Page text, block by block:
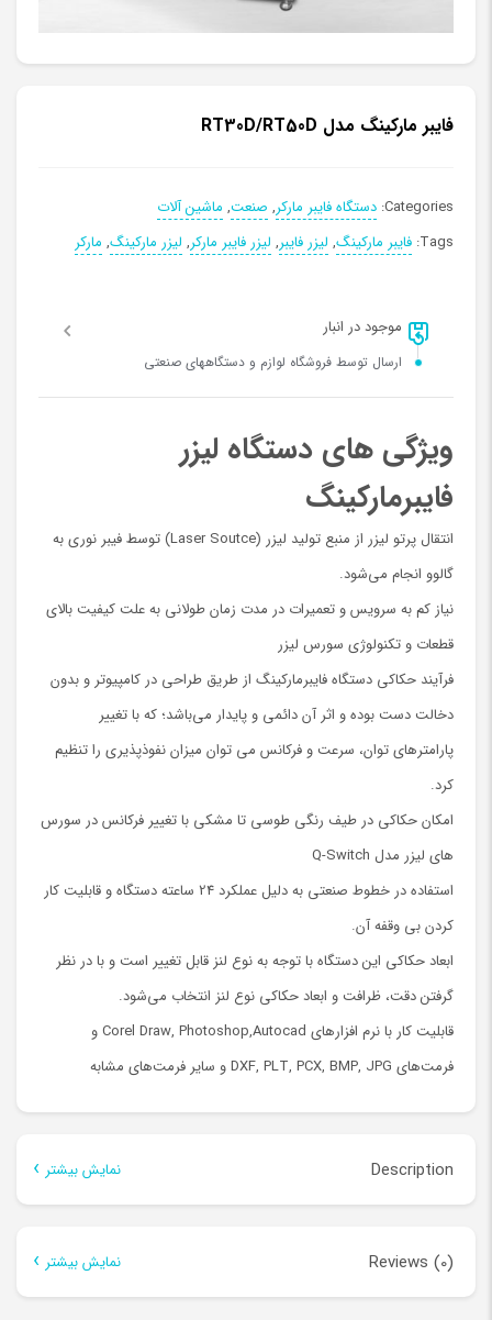
فایبر مارکینگ مدل RT30D/RT50D
Categories: دستگاه فایبر مارکر, صنعت, ماشین آلات
Tags: فایبر مارکینگ, لیزر فایبر, لیزر فایبر مارکر, لیزر مارکینگ, مارکر
موجود در انبار
ارسال توسط فروشگاه لوازم و دستگاههای صنعتی
ویژگی های دستگاه لیزر
فایبرمارکینگ
انتقال پرتو لیزر از منبع تولید لیزر (Laser Soutce) توسط فیبر نوری به
گالوو انجام می‌شود.
نیاز کم به سرویس و تعمیرات در مدت زمان طولانی به علت کیفیت بالای
قطعات و تکنولوژی سورس لیزر
فرآیند حکاکی دستگاه فایبرمارکینگ از طریق طراحی در کامپیوتر و بدون
دخالت دست بوده و اثر آن دائمی و پایدار می‌باشد؛ که با تغییر
پارامترهای توان، سرعت و فرکانس می توان میزان نفوذپذیری را تنظیم
کرد.
امکان حکاکی در طیف رنگی طوسی تا مشکی با تغییر فرکانس در سورس
های لیزر مدل Q-Switch
استفاده در خطوط صنعتی به دلیل عملکرد 24 ساعته دستگاه و قابلیت کار
کردن بی وقفه آن.
ابعاد حکاکی این دستگاه با توجه به نوع لنز قابل تغییر است و با در نظر
گرفتن دقت، ظرافت و ابعاد حکاکی نوع لنز انتخاب می‌شود.
قابلیت کار با نرم افزارهای Corel Draw, Photoshop,Autocad و
فرمت‌های DXF, PLT, PCX, BMP, JPG و سایر فرمت‌های مشابه
Description نمایش بیشتر
یکی از دستگاه های لیزر فلزات، دستگاه حک روی فلزات فایبر مارکینگ
Reviews (0) نمایش بیشتر